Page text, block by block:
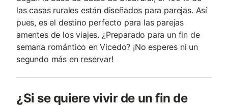
las casas rurales están diseñados para parejas. Así
pues, es el destino perfecto para las parejas
amentes de los viajes. ¿Preparado para un fin de
semana romántico en Vicedo? ¡No esperes ni un
segundo más en reservar!
¿Si se quiere vivir de un fin de